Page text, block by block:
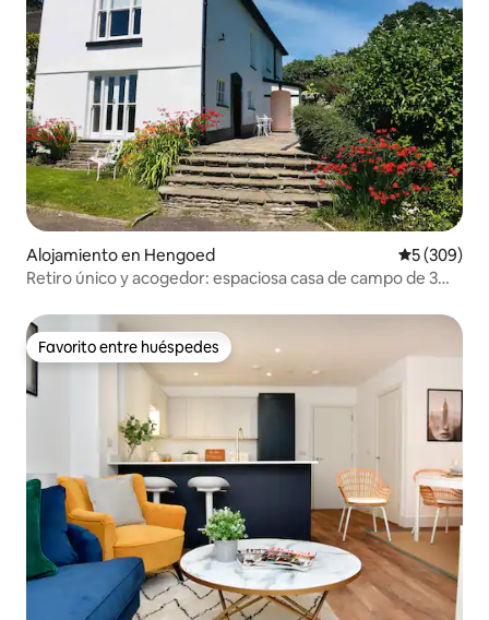
Alojamiento en Hengoed Calificación
5 (309)
Retiro único y acogedor: espaciosa casa de campo de 3
Favorito entre huéspedes
Favorito entre huéspedes